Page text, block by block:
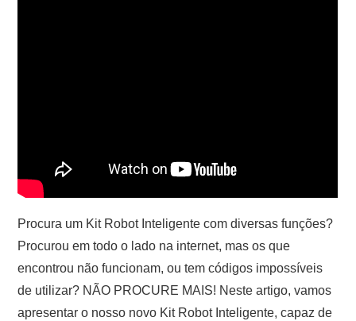
Procura um Kit Robot Inteligente com diversas funções?
Procurou em todo o lado na internet, mas os que
encontrou não funcionam, ou tem códigos impossíveis
de utilizar? NÃO PROCURE MAIS! Neste artigo, vamos
apresentar o nosso novo Kit Robot Inteligente, capaz de